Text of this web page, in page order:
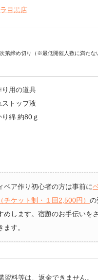
目黒店
第締め切り（※最低開催人数に満たな
り用の道具
ストップ液
り綿 約80ｇ
ベア作り初心者の方は事前に
チケット制・１回2,500円） の
めします。宿題のお手伝いを
ます。
料等は、返金できません。